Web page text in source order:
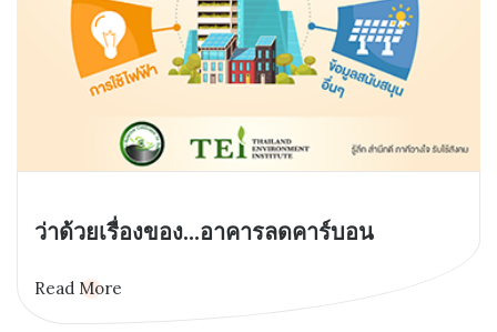
ว่าด้วยเรื่องของ...อาคารลดคาร์บอน
Read More